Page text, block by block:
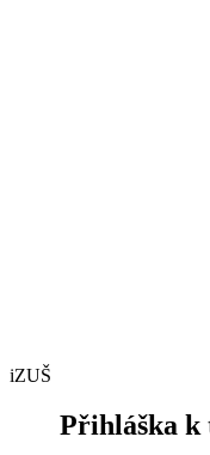
iZUŠ
Přihláška k